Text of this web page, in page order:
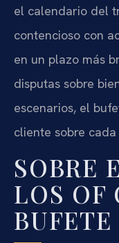
el calendario del
contencioso con
en un plazo más
disputas sobre
escenarios, el
cliente sobre
SOBRE
LOS OF
BUFETE